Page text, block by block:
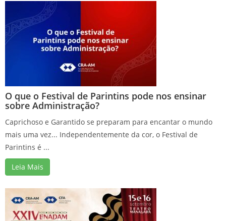
O que o Festival de Parintins pode nos ensinar
sobre Administração?
Caprichoso e Garantido se preparam para encantar o mundo
mais uma vez... Independentemente da cor, o Festival de
Parintins é ...
Leia Mais